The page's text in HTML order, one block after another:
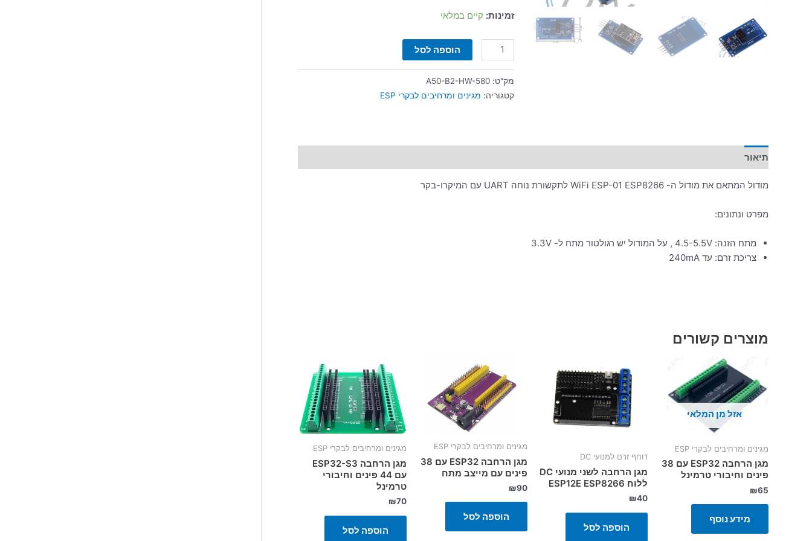
זמינות: קיים במלאי
הוספה לסל
מק"ט: A50-B2-HW-580
קטגוריה: מגינים ומרחיבים לבקרי ESP
תיאור
מודול המתאם את מודול ה- WiFi ESP-01 ESP8266 לתקשורת נוחה UART עם המיקרו-בקר
מפרט ונתונים:
מתח הזנה: 4.5-5.5V , על המודול יש רגולטור מתח ל- 3.3V
צריכת זרם: עד 240mA
מוצרים קשורים
אזל מן המלאי
מגינים ומרחיבים לבקרי ESP
מגן הרחבה ESP32 עם 38
פינים וחיבורי טרמינל
₪65
מידע נוסף
דוחף זרם למנועי DC
מגן הרחבה לשני מנועי DC
ללוח ESP12E ESP8266
₪40
הוספה לסל
מגינים ומרחיבים לבקרי ESP
מגן הרחבה ESP32 עם 38
פינים עם מייצב מתח
₪90
הוספה לסל
מגינים ומרחיבים לבקרי ESP
מגן הרחבה ESP32-S3
עם 44 פינים וחיבורי
טרמינל
₪70
הוספה לסל